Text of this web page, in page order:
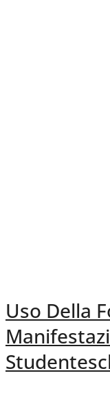
Uso Della